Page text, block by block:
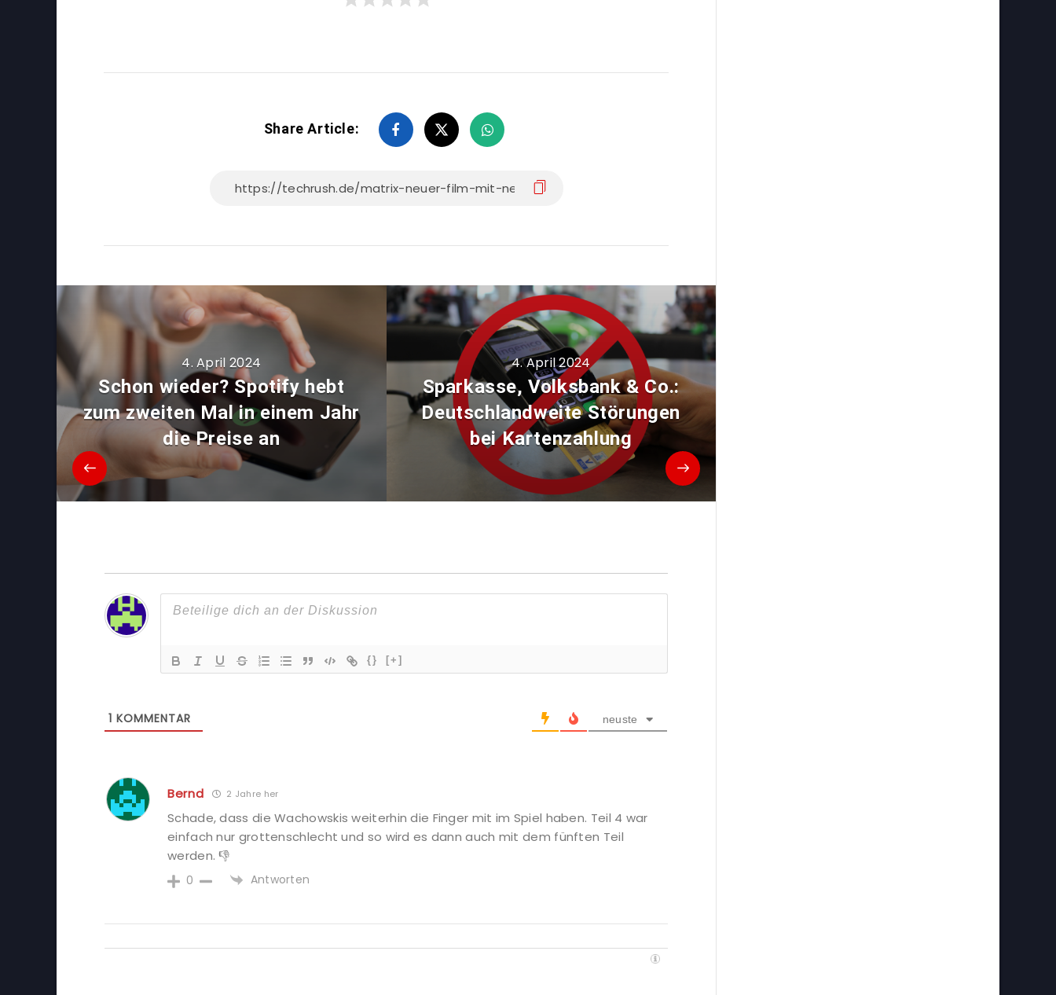
Share Article:
4. April 2024
Schon wieder? Spotify hebt
zum zweiten Mal in einem Jahr
die Preise an
4. April 2024
Sparkasse, Volksbank & Co.:
Deutschlandweite Störungen
bei Kartenzahlung
{} [+]
1 KOMMENTAR neuste
Bernd 2 Jahre her
Schade, dass die Wachowskis weiterhin die Finger mit im Spiel haben. Teil 4 war
einfach nur grottenschlecht und so wird es dann auch mit dem fünften Teil
werden. 👎
0 Antworten